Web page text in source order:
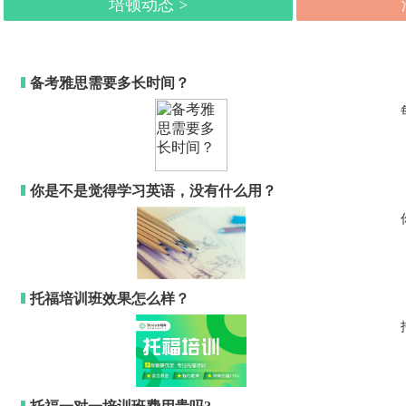
培顿动态 >
备考雅思需要多长时间？
你是不是觉得学习英语，没有什么用？
托福培训班效果怎么样？